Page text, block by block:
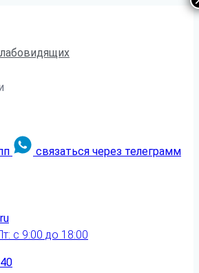
связаться через телеграмм
с 9:00 до 18:00